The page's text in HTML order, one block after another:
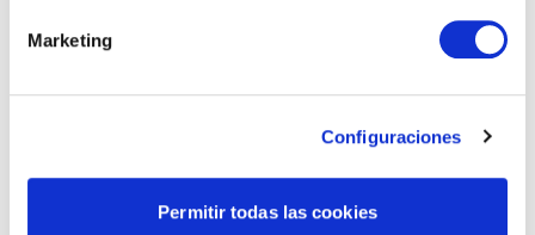
Marketing
Configuraciones
Permitir todas las cookies